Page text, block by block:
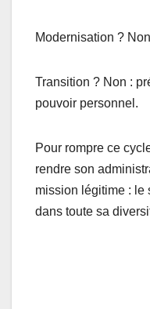
Modernisation ?
Transition ? Non :
pouvoir personnel.
Pour rompre ce
rendre son
mission légitime : le
dans toute sa